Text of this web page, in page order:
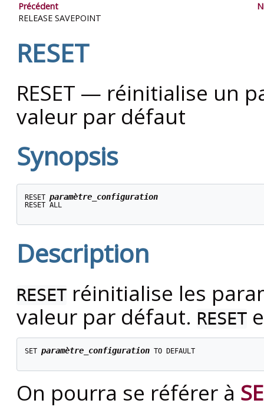
Précédent
RELEASE SAVEPOINT
RESET
RESET — réinitialise un
valeur par défaut
Synopsis
RESET paramètre_configuration
RESET ALL
Description
RESET réinitialise les
valeur par défaut. RESET
SET paramètre_configuration TO DEFAULT
On pourra se référer à